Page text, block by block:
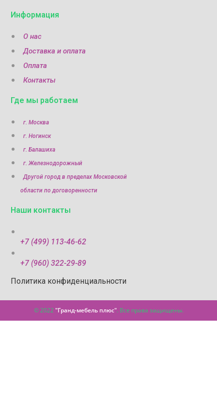
Информация
О нас
Доставка и оплата
Оплата
Контакты
Где мы работаем
г. Москва
г. Ногинск
г. Балашиха
г. Железнодорожный
Другой город в пределах Московской
области по договоренности
Наши контакты
+7 (499) 113-46-62
+7 (960) 322-29-89
Политика конфиденциальности
© 2022"Гранд-мебель плюс". Все права защищены.